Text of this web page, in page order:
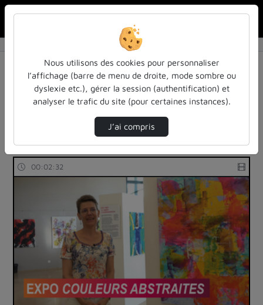
Résultats de la recherche
Filtres actifs (cliquer pour en retirer) :
bibliotheques-universitaires
clips-de-presentation
universite-de-lorraine
1 vidéo trouvée
00:02:32
Nous utilisons des cookies pour personnaliser
l’affichage (barre de menu de droite, mode sombre ou
dyslexie etc.), gérer la session (authentification) et
analyser le trafic du site (pour certaines instances).
J’ai compris